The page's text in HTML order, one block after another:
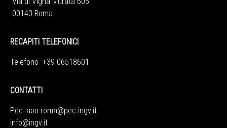
00143 Roma
RECAPITI TELEFONICI
Telefono +39 06518601
CONTATTI
Pec: aoo.roma@pec.ingv.it
info@ingv.it